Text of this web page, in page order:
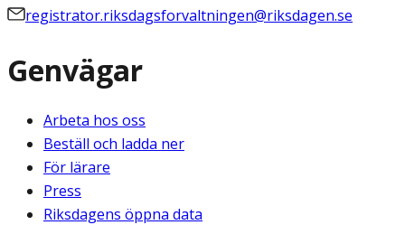
registrator.riksdagsforvaltningen@riksdagen.se
Genvägar
Arbeta hos oss
Beställ och ladda ner
För lärare
Press
Riksdagens öppna data